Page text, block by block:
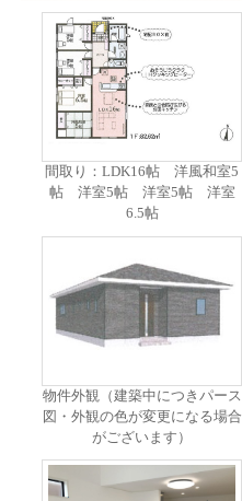
間取り：LDK16帖 洋風和室5
帖 洋室5帖 洋室5帖 洋室
6.5帖
物件外観（建築中につきパース
図・外観の色が変更になる場合
がございます）